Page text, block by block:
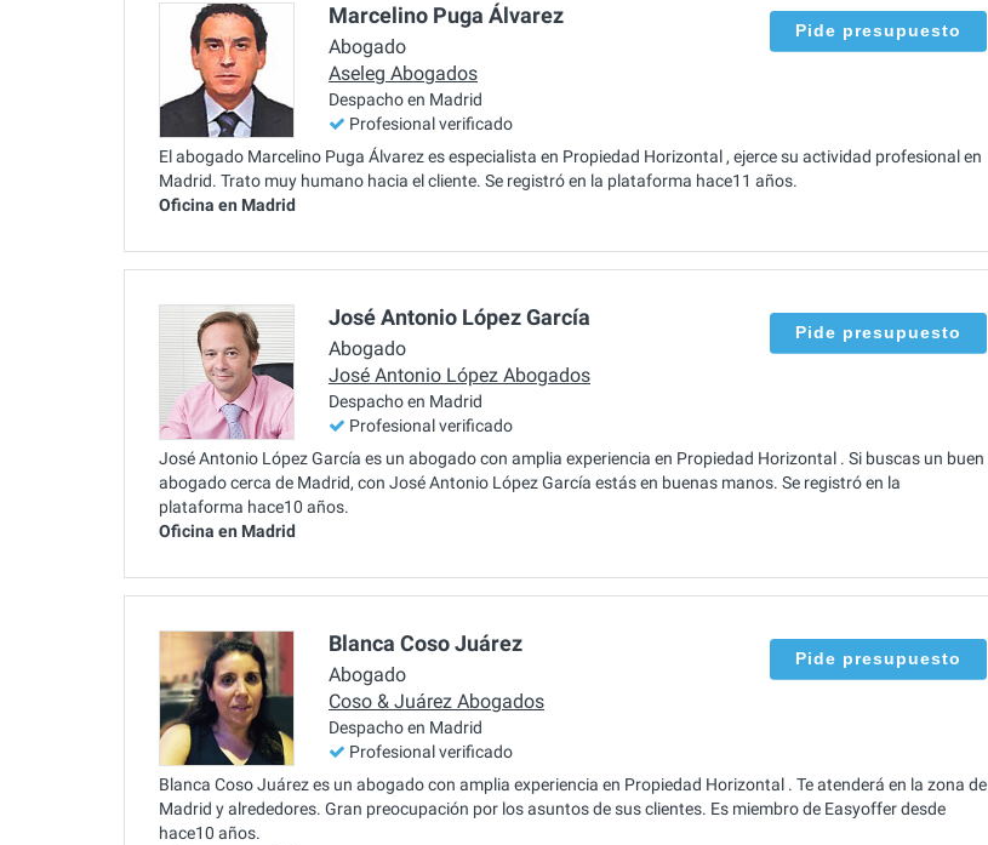
Marcelino Puga Álvarez
Abogado
Aseleg Abogados
Despacho en Madrid
Profesional verificado
Pide presupuesto
El abogado Marcelino Puga Álvarez es especialista en Propiedad Horizontal , ejerce su actividad profesional en
Madrid. Trato muy humano hacia el cliente. Se registró en la plataforma hace11 años.
Oficina en Madrid
José Antonio López García
Abogado
José Antonio López Abogados
Despacho en Madrid
Profesional verificado
Pide presupuesto
José Antonio López García es un abogado con amplia experiencia en Propiedad Horizontal . Si buscas un buen
abogado cerca de Madrid, con José Antonio López García estás en buenas manos. Se registró en la
plataforma hace10 años.
Oficina en Madrid
Blanca Coso Juárez
Abogado
Coso & Juárez Abogados
Despacho en Madrid
Profesional verificado
Pide presupuesto
Blanca Coso Juárez es un abogado con amplia experiencia en Propiedad Horizontal . Te atenderá en la zona de
Madrid y alrededores. Gran preocupación por los asuntos de sus clientes. Es miembro de Easyoffer desde
hace10 años.